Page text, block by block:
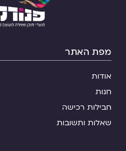
מפת האתר
אודות
חנות
חבילות רכישה
שאלות ותשובות